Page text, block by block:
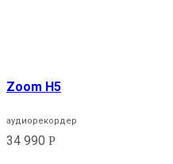
Zoom H5
аудиорекордер
34 990 Р